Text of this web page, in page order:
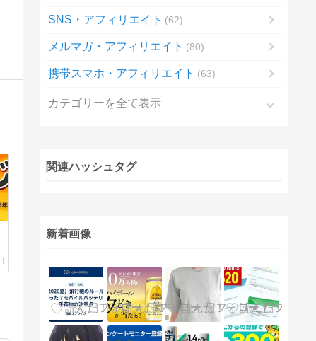
SNS・アフィリエイト 62
メルマガ・アフィリエイト 80
携帯スマホ・アフィリエイト 63
カテゴリーを全て表示
関連ハッシュタグ
新着画像